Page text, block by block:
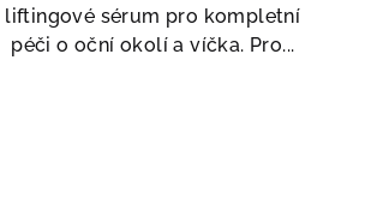
liftingové sérum pro kompletní
péči o oční okolí a víčka. Pro...